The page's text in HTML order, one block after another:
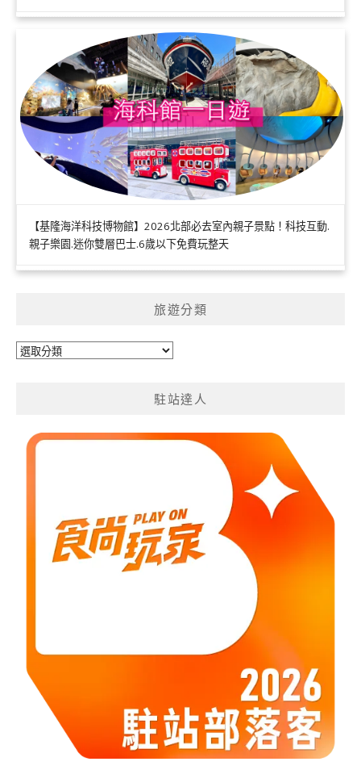
【基隆海洋科技博物館】2026北部必去室內親子景點！科技互動.
親子樂園.迷你雙層巴士.6歲以下免費玩整天
旅遊分類
旅
駐站達人